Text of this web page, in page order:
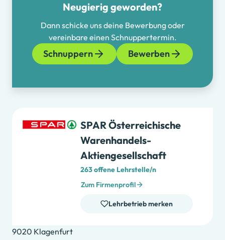
Neugierig geworden?
Dann schicke uns deine Bewerbung oder
vereinbare einen Schnuppertermin.
Schnuppern Bewerben
SPAR Österreichische
Warenhandels-
Aktiengesellschaft
263 offene Lehrstelle/n
Zum Firmenprofil
Lehrbetrieb merken
9020 Klagenfurt